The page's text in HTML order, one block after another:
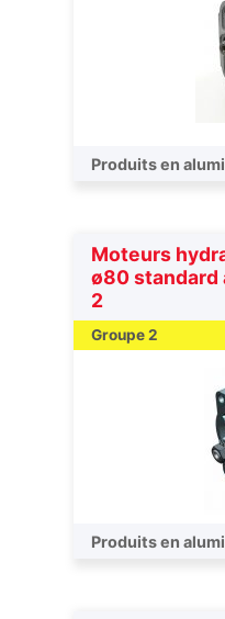
Produits en
Moteurs
ø80 standard
2
Groupe 2
Produits en